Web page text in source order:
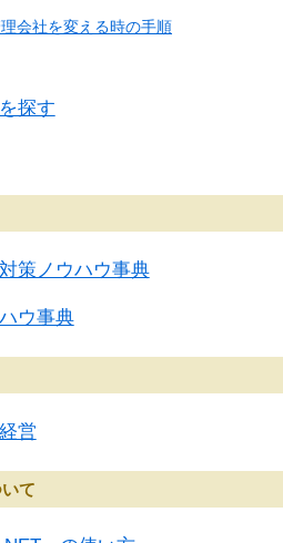
会社を変える時の手順
探す
策ノウハウ事典
ウ事典
営
て